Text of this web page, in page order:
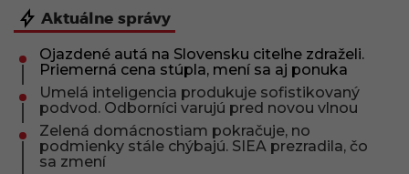
Aktuálne správy
Ojazdené autá na Slovensku citeľne zdraželi.
Priemerná cena stúpla, mení sa aj ponuka
Umelá inteligencia produkuje sofistikovaný
podvod. Odborníci varujú pred novou vlnou
Zelená domácnostiam pokračuje, no
podmienky stále chýbajú. SIEA prezradila, čo
sa zmení